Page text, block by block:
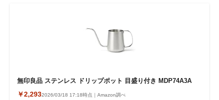
無印良品 ステンレス ドリップポット 目盛り付き MDP74A3A
￥2,2932026/03/18 17:18時点｜Amazon調べ